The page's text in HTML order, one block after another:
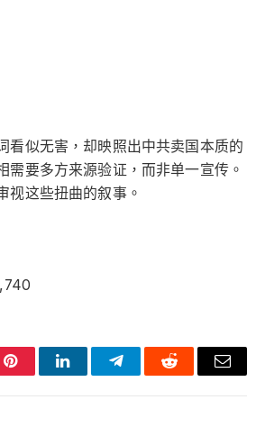
看似无害，却映照出中共卖国本质的
需要多方来源验证，而非单一宣传。
视这些扭曲的叙事。
PinterestLinkedInTelegramReddit Email